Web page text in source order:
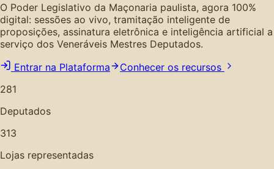
O Poder Legislativo da Maçonaria paulista, agora 100%
digital: sessões ao vivo, tramitação inteligente de
proposições, assinatura eletrônica e inteligência artificial a
serviço dos Veneráveis Mestres Deputados.
Entrar na Plataforma
Conhecer os recursos
281
Deputados
313
Lojas representadas